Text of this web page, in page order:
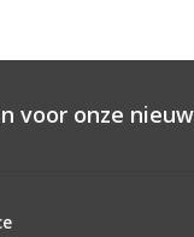
voor onze